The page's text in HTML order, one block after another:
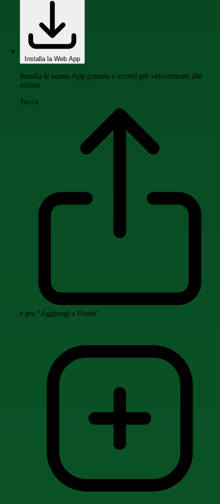
Installa la Web App
Installa la nostra App gratuita e accedi più velocemente alle
notizie
Tocca
e poi "Aggiungi a Home"